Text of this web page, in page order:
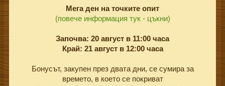
Мега ден на точките опит
(повече информация тук - цъкни)
Започва: 20 август в 11:00 часа
Край: 21 август в 12:00 часа
Бонусът, закупен през двата дни, се сумира за
времето, в което се покриват